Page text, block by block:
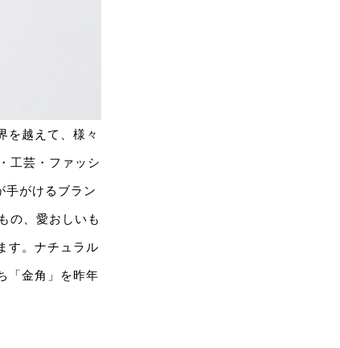
を越えて、様々
工芸・ファッシ
手がけるブラン
の、愛おしいも
す。ナチュラル
「金角」を昨年